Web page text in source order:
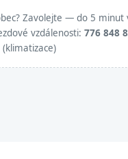
Zavolejte — do 5
vzdálenosti: 776 848
(klimatizace)